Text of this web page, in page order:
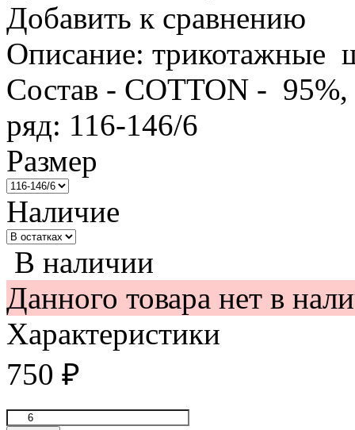
Добавить к сравнению
Описание: трикотажные
Состав - COTTON -
ряд: 116-146/6
Размер
Наличие
В наличии
Данного товара нет в
Характеристики
750 ₽